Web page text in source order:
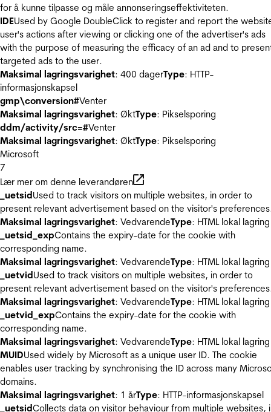
for å kunne tilpasse og måle annonseringseffektiviteten.
IDEUsed by Google DoubleClick to register and report the
user's actions after viewing or clicking one of the advertiser's ads
with the purpose of measuring the efficacy of an ad and to
targeted ads to the user.
Maksimal lagringsvarighet: 400 dagerType: HTTP-
informasjonskapsel
gmp\conversion#Venter
Maksimal lagringsvarighet: ØktType: Pikselsporing
ddm/activity/src=#Venter
Maksimal lagringsvarighet: ØktType: Pikselsporing
Microsoft
7
Lær mer om denne leverandøren
_uetsidUsed to track visitors on multiple websites, in order to
present relevant advertisement based on the visitor's
Maksimal lagringsvarighet: VedvarendeType: HTML lokal lagring
_uetsid_expContains the expiry-date for the cookie with
corresponding name.
Maksimal lagringsvarighet: VedvarendeType: HTML lokal lagring
_uetvidUsed to track visitors on multiple websites, in order to
present relevant advertisement based on the visitor's
Maksimal lagringsvarighet: VedvarendeType: HTML lokal lagring
_uetvid_expContains the expiry-date for the cookie with
corresponding name.
Maksimal lagringsvarighet: VedvarendeType: HTML lokal lagring
MUIDUsed widely by Microsoft as a unique user ID. The cookie
enables user tracking by synchronising the ID across many
domains.
Maksimal lagringsvarighet: 1 årType: HTTP-informasjonskapsel
_uetsidCollects data on visitor behaviour from multiple websites,